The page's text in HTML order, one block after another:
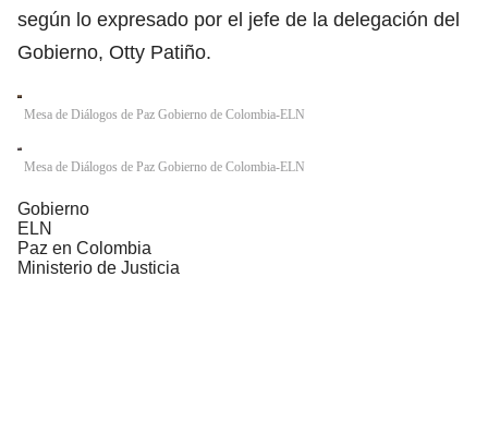
según lo expresado por el jefe de la delegación del
Gobierno, Otty Patiño.
Mesa de Diálogos de Paz Gobierno de Colombia-ELN
Mesa de Diálogos de Paz Gobierno de Colombia-ELN
Gobierno
ELN
Paz en Colombia
Ministerio de Justicia